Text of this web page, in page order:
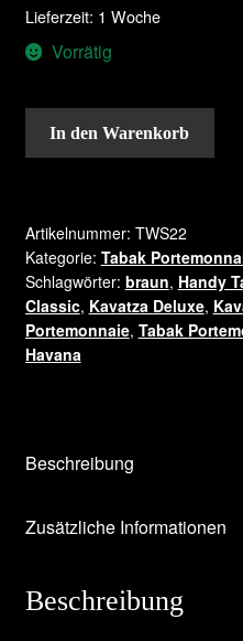
Lieferzeit: 1 Woche
Vorrätig
In den Warenkorb
Artikelnummer: TWS22
Kategorie: Tabak
Schlagwörter: braun, Handy
Classic, Kavatza Deluxe,
Portemonnaie, Tabak
Havana
Beschreibung
Zusätzliche Informationen
Beschreibung